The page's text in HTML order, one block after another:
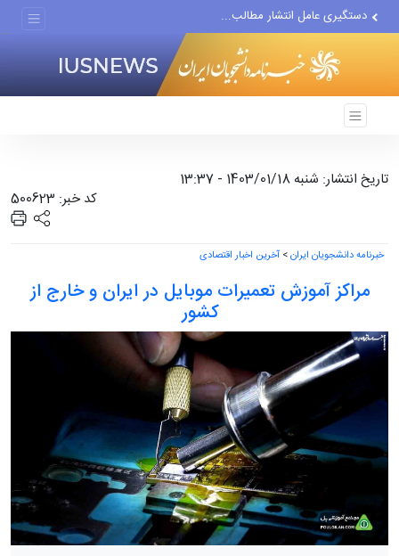
مواضع مزدوران سعودی را با...
ضربه مغزی بیش از ۷۰۰ نظامی...
تاریخ انتشار: شنبه 1403/01/18 - 13:37
کد خبر: 500623
خبرنامه دانشجویان ایران> آخرین اخبار اقتصادی
مراکز آموزش تعمیرات موبایل در ایران و خارج از
کشور